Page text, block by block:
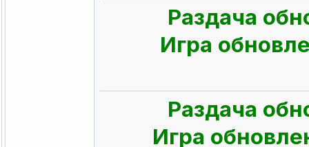
Раздача
Игра
Раздача
Игра